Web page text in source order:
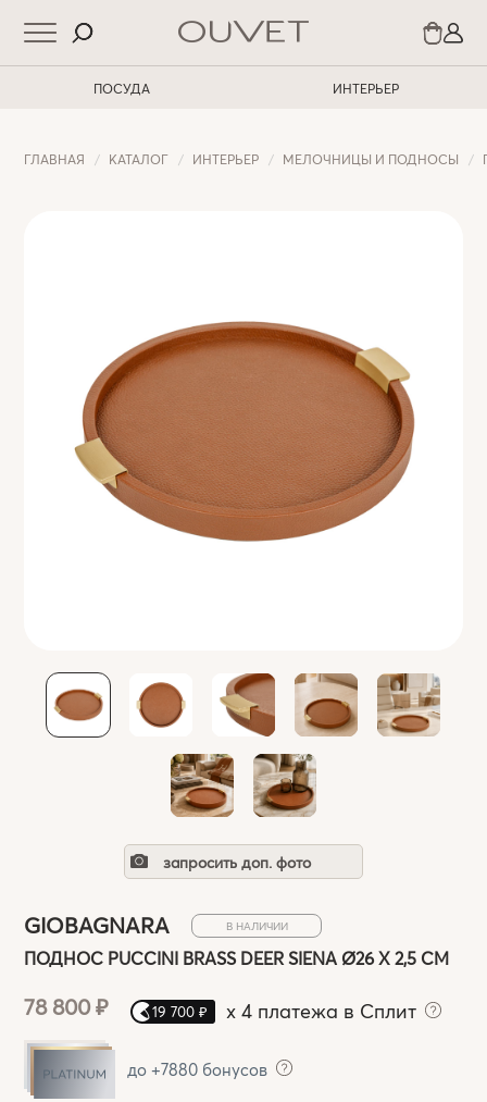
ПОСУДА ИНТЕРЬЕР
ГЛАВНАЯ КАТАЛОГ ИНТЕРЬЕР МЕЛОЧНИЦЫ И ПОДНОСЫ
запросить доп. фото
GIOBAGNARA В НАЛИЧИИ
ПОДНОС PUCCINI BRASS DEER SIENA Ø26 Х 2,5 СМ
78 800 ₽ 19 700 ₽ x 4 платежа в Сплит
до +7880 бонусов